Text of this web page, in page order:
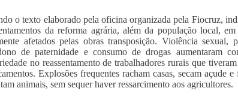
o texto elaborado pela oficina organizada pela Fiocruz,
da reforma agrária, além da população local,
afetados pelas obras transposição. Violência sexual,
de paternidade e consumo de drogas aumentaram
no reassentamento de trabalhadores rurais que
Explosões frequentes racham casas, secam açude
animais, sem sequer haver ressarcimento aos agricultores.